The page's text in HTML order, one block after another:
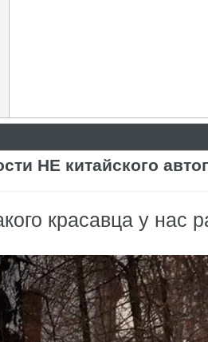
НЕ китайского
красавца у нас